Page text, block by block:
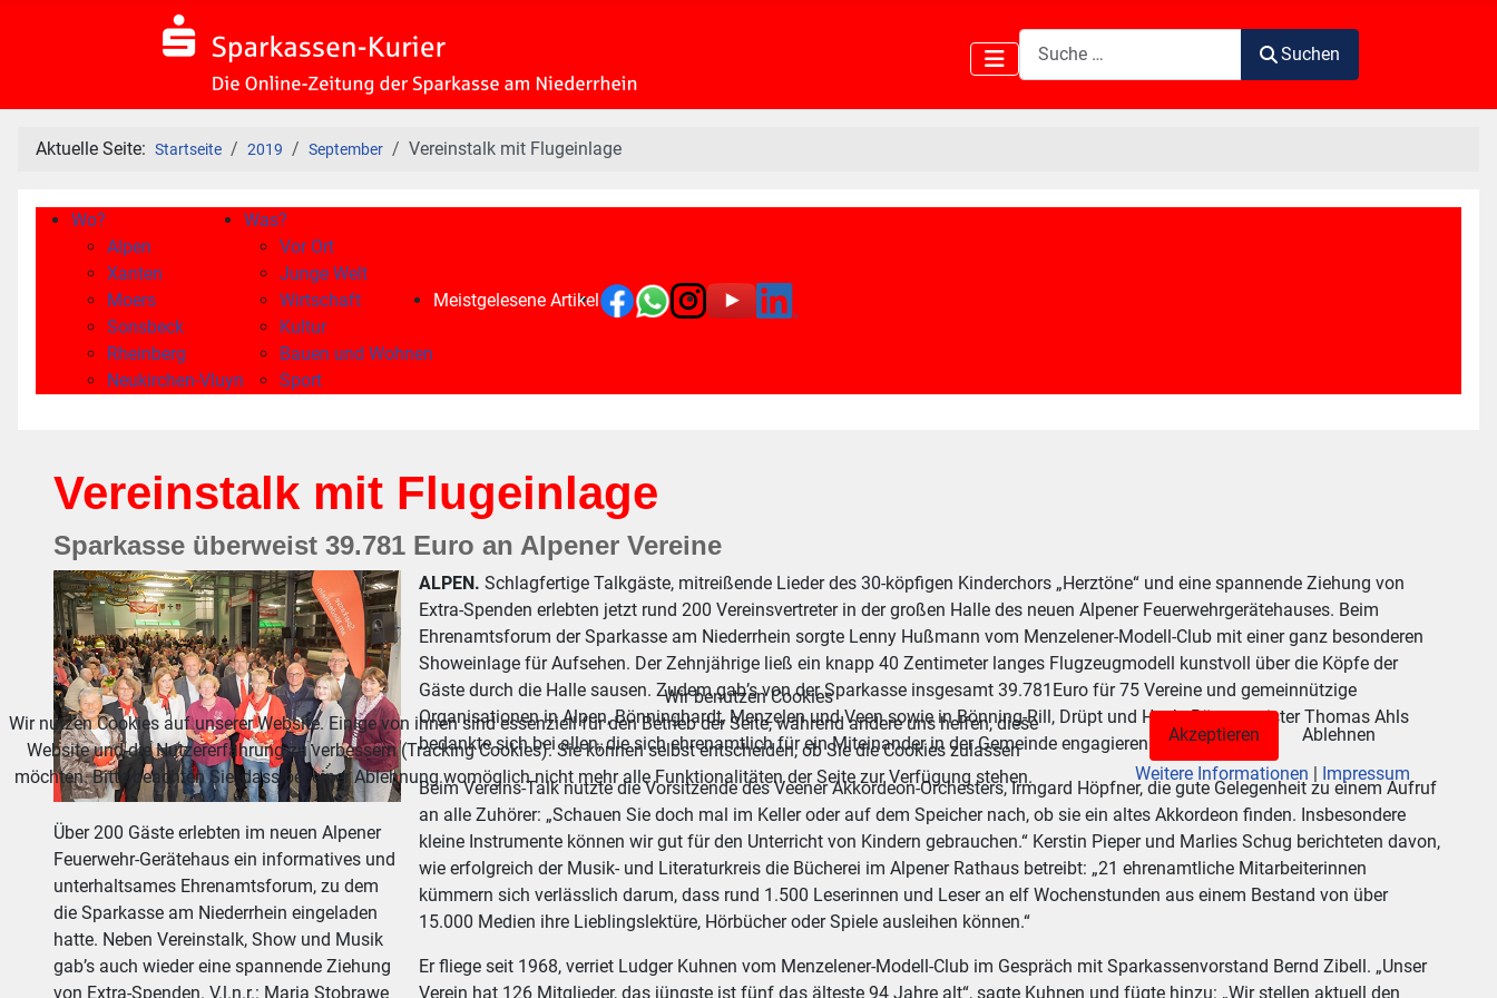
Suchen
Suchen
Aktuelle Seite: Startseite 2019 September Vereinstalk mit Flugeinlage
Wo?
Alpen
Xanten
Moers
Sonsbeck
Rheinberg
Neukirchen-Vluyn
Was?
Vor Ort
Junge Welt
Wirtschaft
Kultur
Bauen und Wohnen
Sport
Meistgelesene Artikel
Vereinstalk mit Flugeinlage
Sparkasse überweist 39.781 Euro an Alpener Vereine
Über 200 Gäste erlebten im neuen Alpener
Feuerwehr-Gerätehaus ein informatives und
unterhaltsames Ehrenamtsforum, zu dem
die Sparkasse am Niederrhein eingeladen
hatte. Neben Vereinstalk, Show und Musik
gab’s auch wieder eine spannende Ziehung
von Extra-Spenden. V.l.n.r.: Maria Stobrawe
ALPEN. Schlagfertige Talkgäste, mitreißende Lieder des 30-köpfigen Kinderchors „Herztöne“ und eine spannende Ziehung von
Extra-Spenden erlebten jetzt rund 200 Vereinsvertreter in der großen Halle des neuen Alpener Feuerwehrgerätehauses. Beim
Ehrenamtsforum der Sparkasse am Niederrhein sorgte Lenny Hußmann vom Menzelener-Modell-Club mit einer ganz besonderen
Showeinlage für Aufsehen. Der Zehnjährige ließ ein knapp 40 Zentimeter langes Flugzeugmodell kunstvoll über die Köpfe der
Gäste durch die Halle sausen. Zudem gab’s von der Sparkasse insgesamt 39.781Euro für 75 Vereine und gemeinnützige
Organisationen in Alpen, Bönninghardt, Menzelen und Veen sowie in Bönning-Rill, Drüpt und Huck. Bürgermeister Thomas Ahls
bedankte sich bei allen, die sich ehrenamtlich für ein Miteinander in der Gemeinde engagieren.
Beim Vereins-Talk nutzte die Vorsitzende des Veener Akkordeon-Orchesters, Irmgard Höpfner, die gute Gelegenheit zu einem Aufruf
an alle Zuhörer: „Schauen Sie doch mal im Keller oder auf dem Speicher nach, ob sie ein altes Akkordeon finden. Insbesondere
kleine Instrumente können wir gut für den Unterricht von Kindern gebrauchen.“ Kerstin Pieper und Marlies Schug berichteten davon,
wie erfolgreich der Musik- und Literaturkreis die Bücherei im Alpener Rathaus betreibt: „21 ehrenamtliche Mitarbeiterinnen
kümmern sich verlässlich darum, dass rund 1.500 Leserinnen und Leser an elf Wochenstunden aus einem Bestand von über
15.000 Medien ihre Lieblingslektüre, Hörbücher oder Spiele ausleihen können.“
Er fliege seit 1968, verriet Ludger Kuhnen vom Menzelener-Modell-Club im Gespräch mit Sparkassenvorstand Bernd Zibell. „Unser
Verein hat 126 Mitglieder, das jüngste ist fünf das älteste 94 Jahre alt“, sagte Kuhnen und fügte hinzu: „Wir stellen aktuell den
Wir benutzen Cookies
Wir nutzen Cookies auf unserer Website. Einige von ihnen sind essenziell für den Betrieb der Seite, während andere uns helfen, diese
Website und die Nutzererfahrung zu verbessern (Tracking Cookies). Sie können selbst entscheiden, ob Sie die Cookies zulassen
möchten. Bitte beachten Sie, dass bei einer Ablehnung womöglich nicht mehr alle Funktionalitäten der Seite zur Verfügung stehen.
Akzeptieren
Ablehnen
Weitere Informationen | Impressum